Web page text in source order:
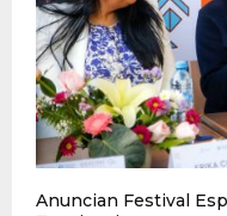
Anuncian Festival